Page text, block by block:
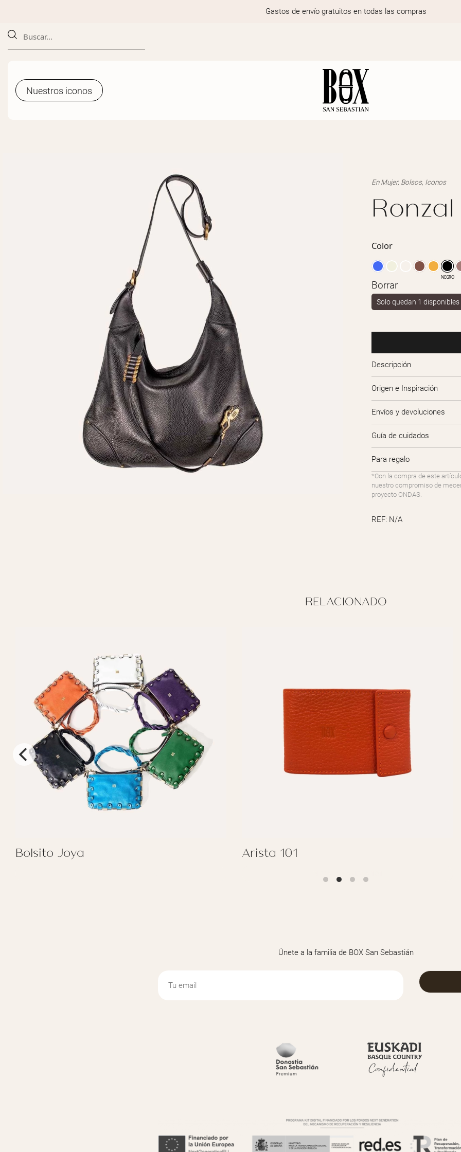
Gastos de envío gratuitos en todas las compras
Nuestros iconos
Nuestros iconos
EnMujer, Bolsos, Iconos
Ronzal
Color
NEGRO
Borrar
Solo quedan 1 disponibles
Descripción
Origen e Inspiración
Envíos y devoluciones
Guía de cuidados
Para regalo
*Con la compra de este
nuestro compromiso de
proyecto ONDAS.
REF: N/A
RELACIONADO
Bolsito Joya Arista 101
Únete a la familia de BOX San Sebastián